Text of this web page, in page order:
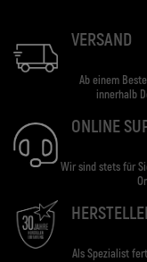
VERSAND
Ab einem
innerhalb
ONLINE
Wir sind stets für
Als Spezialist